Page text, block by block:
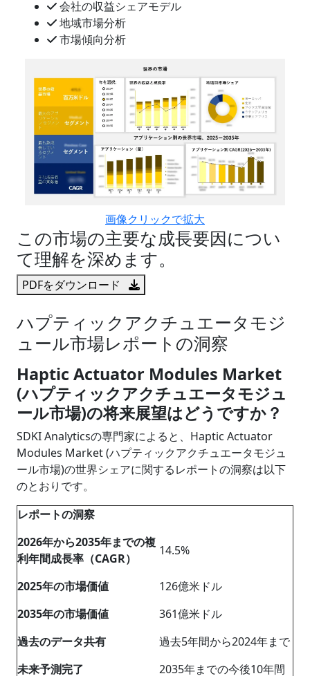
会社の収益シェアモデル
地域市場分析
市場傾向分析
画像クリックで拡大
この市場の主要な成長要因につい
て理解を深めます。
PDFをダウンロード
ハプティックアクチュエータモジ
ュール市場レポートの洞察
Haptic Actuator Modules Market
(ハプティックアクチュエータモジュ
ール市場)の将来展望はどうですか？
SDKI Analyticsの専門家によると、Haptic Actuator
Modules Market (ハプティックアクチュエータモジュ
ール市場)の世界シェアに関するレポートの洞察は以下
のとおりです。
レポートの洞察
2026年から2035年までの複
利年間成長率（CAGR）
14.5%
2025年の市場価値
126億米ドル
2035年の市場価値
361億米ドル
過去のデータ共有
過去5年間から2024年まで
未来予測完了
2035年までの今後10年間